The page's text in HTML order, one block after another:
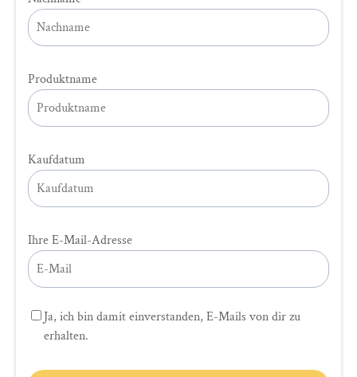
Produktname
Kaufdatum
Ihre E-Mail-Adresse
Ja, ich bin damit einverstanden, E-Mails von dir zu
erhalten.